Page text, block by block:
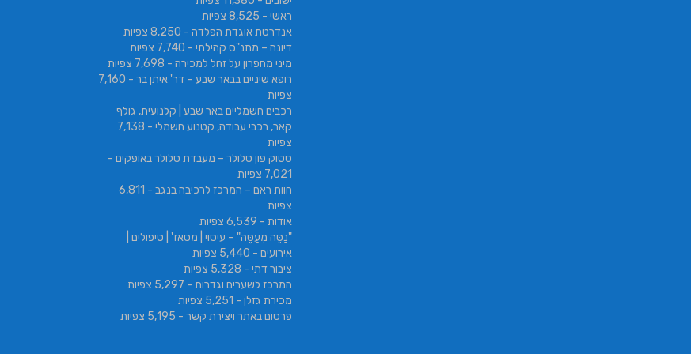
ראשי - 8,525 צפיות
אנדרטת אוגדת הפלדה - 8,250 צפיות
דיונה – מתנ"ס קהילתי - 7,740 צפיות
מיני מחפרון על זחל למכירה - 7,698 צפיות
רופא שיניים בבאר שבע – דר' איתן בר
- 7,160
צפיות
רכבים חשמליים באר שבע | קלנועית, גולף
קאר, רכבי עבודה, קטנוע חשמלי
- 7,138
צפיות
סטוק פון סלולר – מעבדת סלולר באופקים -
7,021 צפיות
חוות ראם – המרכז לרכיבה בנגב
- 6,811
צפיות
אודות - 6,539 צפיות
"נַסֵּה מְעַסֶּה" – עיסוי | מסאז' | טיפולים |
אירועים - 5,440 צפיות
ציבור דתי - 5,328 צפיות
המרכז לשערים וגדרות - 5,297 צפיות
מכירת גזלן - 5,251 צפיות
פרסום באתר ויצירת קשר - 5,195 צפיות